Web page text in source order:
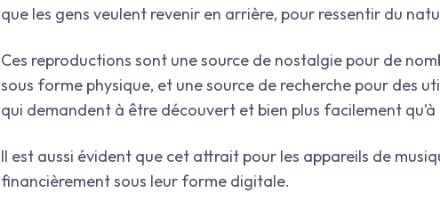
que les gens veulent revenir en arrière, pour ressentir du
Ces reproductions sont une source de nostalgie pour de
sous forme physique, et une source de recherche pour des
qui demandent à être découvert et bien plus facilement qu’à
Il est aussi évident que cet attrait pour les appareils de
financièrement sous leur forme digitale.